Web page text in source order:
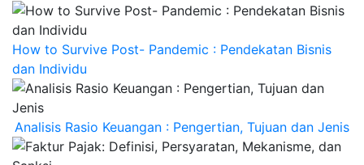
How to Survive Post- Pandemic : Pendekatan Bisnis
dan Individu
Analisis Rasio Keuangan : Pengertian, Tujuan dan Jenis